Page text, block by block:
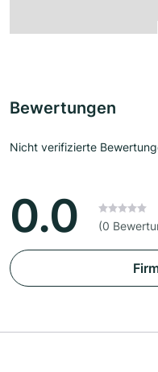
Bewertungen
Nicht verifizierte
0.0 (0